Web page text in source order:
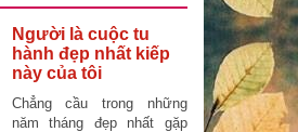
Người là cuộc tu
hành đẹp nhất kiếp
này của tôi
Chẳng cầu trong những
năm tháng đẹp nhất gặp